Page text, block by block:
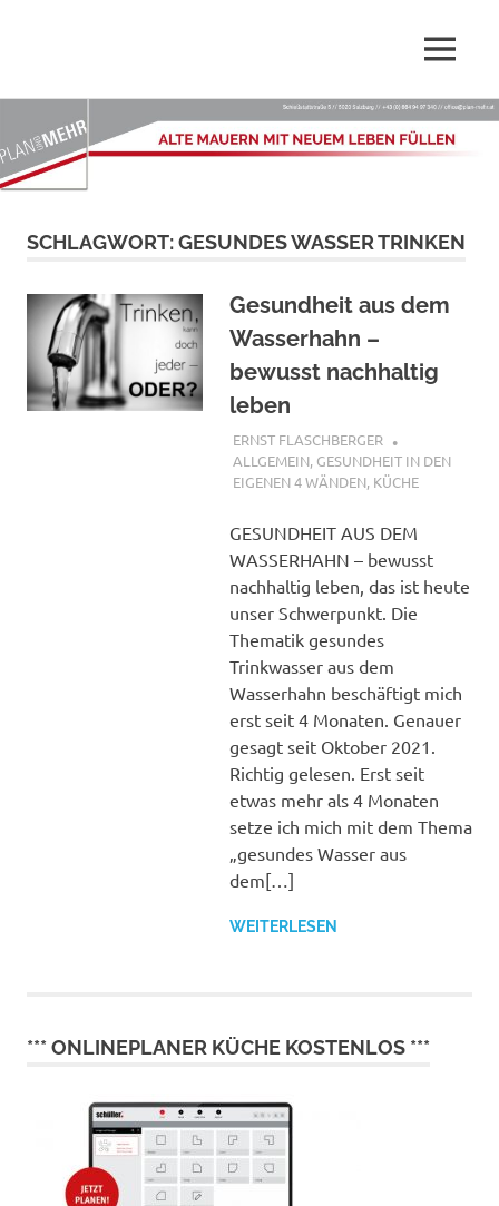
Inhalt
springen
Mehr.at
–
Alte
Mauern
mit
neuem
PLAN
und
MEHR
GmbH
sind
rund
Planen,
Renovieren,
Sanieren
und
Innenarchitektur
MENÜ
SCHLAGWORT:GESUNDES WASSER TRINKEN
Gesundheit aus dem
Wasserhahn –
bewusst nachhaltig
leben
19. FEBRUAR 2022
ERNST FLASCHBERGER
ALLGEMEIN, GESUNDHEIT IN DEN
EIGENEN 4 WÄNDEN, KÜCHE
GESUNDHEIT AUS DEM
WASSERHAHN – bewusst
nachhaltig leben, das ist heute
unser Schwerpunkt. Die
Thematik gesundes
Trinkwasser aus dem
Wasserhahn beschäftigt mich
erst seit 4 Monaten. Genauer
gesagt seit Oktober 2021.
Richtig gelesen. Erst seit
etwas mehr als 4 Monaten
setze ich mich mit dem Thema
„gesundes Wasser aus
dem[…]
WEITERLESEN
*** ONLINEPLANER KÜCHE KOSTENLOS ***